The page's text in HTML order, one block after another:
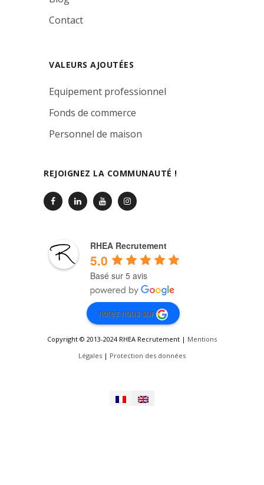
Contact
VALEURS AJOUTÉES
Equipement professionnel
Fonds de commerce
Personnel de maison
REJOIGNEZ LA COMMUNAUTÉ !
RHEA Recrutement
5.0
Basé sur 5 avis
notez nous sur
Copyright © 2013-2024 RHEA Recrutement | Mentions
Légales | Protection des données